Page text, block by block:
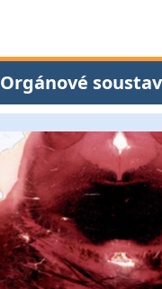
Orgánové